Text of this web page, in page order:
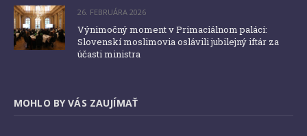
26. FEBRUÁRA 2026
Výnimočný moment v Primaciálnom paláci:
Slovenskí moslimovia oslávili jubilejný iftár za
účasti ministra
MOHLO BY VÁS ZAUJÍMAŤ